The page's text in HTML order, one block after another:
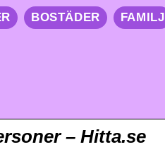
BOSTÄDER
FAMILJ
– Hitta.se